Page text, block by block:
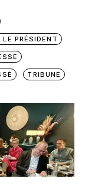
LE PRÉSIDENT
TRIBUNE